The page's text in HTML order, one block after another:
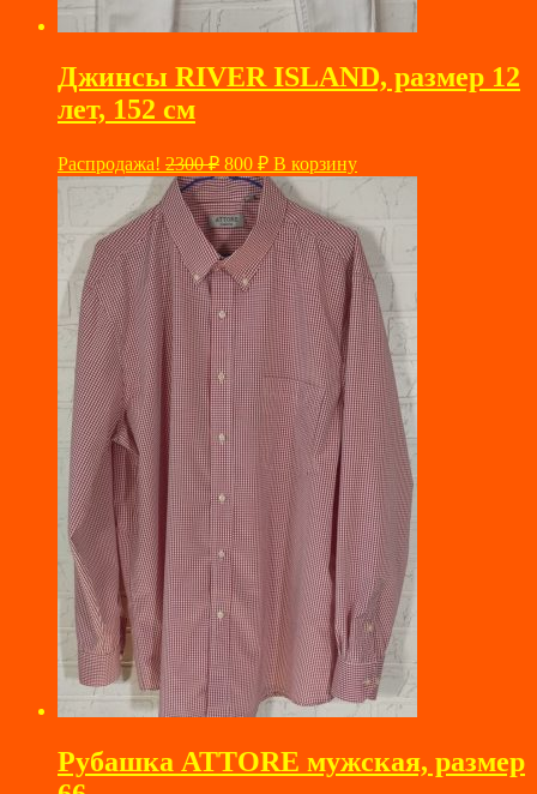
Джинсы RIVER ISLAND, размер 12
лет, 152 см
Распродажа! 2300₽ Первоначальная
цена
составляла
2300 ₽.
800 ₽Текущая
цена:
800 ₽.
В корзину
Рубашка ATTORE мужская, размер